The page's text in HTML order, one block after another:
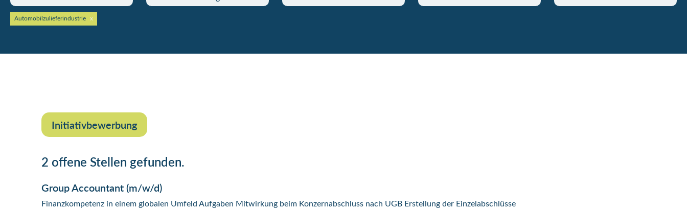
Automobilzulieferindustrie
Initiativbewerbung
2 offene Stellen gefunden.
Group Accountant (m/w/d)
Finanzkompetenz in einem globalen Umfeld Aufgaben Mitwirkung beim Konzernabschluss nach UGB Erstellung der Einzelabschlüsse